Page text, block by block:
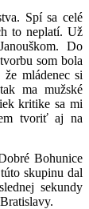
Spí sa celé
to neplatí. Už
Do
som bola
mládenec si
ma mužské
kritike sa mi
tvoriť aj na
Bohunice
skupinu dal
sekundy